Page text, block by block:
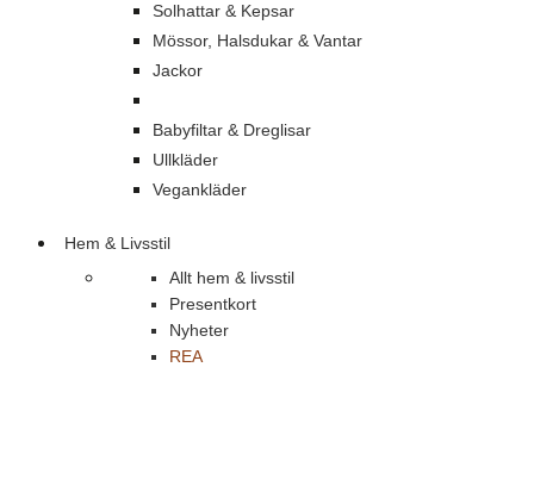
Solhattar & Kepsar
Mössor, Halsdukar & Vantar
Jackor
Babyfiltar & Dreglisar
Ullkläder
Vegankläder
Hem & Livsstil
Allt hem & livsstil
Presentkort
Nyheter
REA